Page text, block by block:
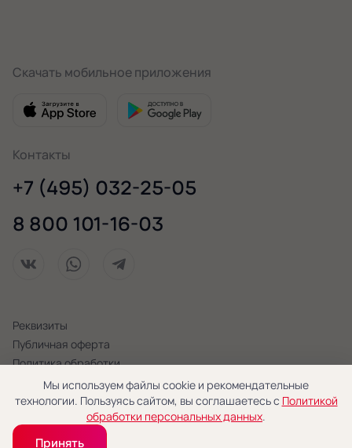
© 2026 «Новая Голландия»
Политика обработки
персональных данных
Публичная оферта
Реквизиты
Скачать мобильное приложения
Контакты
+7 (495) 032-25-05
8 800 101-16-03
Мы используем файлы cookie и рекомендательные
технологии. Пользуясь сайтом, вы соглашаетесь с Политикой
обработки персональных данных.
Принять